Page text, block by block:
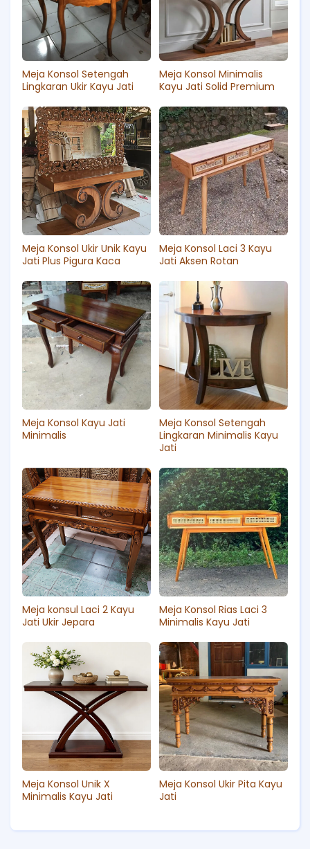
Meja Konsol Setengah
Lingkaran Ukir Kayu Jati
Meja Konsol Minimalis
Kayu Jati Solid Premium
Meja Konsol Ukir Unik Kayu
Jati Plus Pigura Kaca
Meja Konsol Laci 3 Kayu
Jati Aksen Rotan
Meja Konsol Kayu Jati
Minimalis
Meja Konsol Setengah
Lingkaran Minimalis Kayu
Jati
Meja konsul Laci 2 Kayu
Jati Ukir Jepara
Meja Konsol Rias Laci 3
Minimalis Kayu Jati
Meja Konsol Unik X
Minimalis Kayu Jati
Meja Konsol Ukir Pita Kayu
Jati